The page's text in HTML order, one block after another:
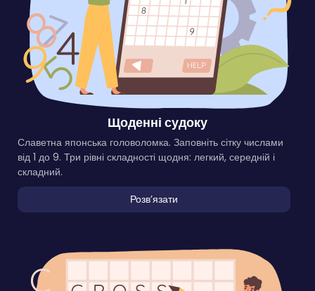
Щоденні судоку
Славетна японська головоломка. Заповніть сітку числами
від 1 до 9. Три рівні складності щодня: легкий, середній і
складний.
Розвʼязати